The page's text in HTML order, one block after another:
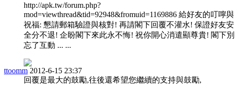
http://apk.tw/forum.php?
mod=viewthread&tid=92948&fromuid=1169886 給好友的叮嚀與
祝福: 懇請郵箱驗證與核對! 再請閣下回覆不灌水! 保證好友安
全分不退! 企盼閣下來此永不悔! 祝你開心消遣顯尊貴! 閣下別
忘了互動 ... ...
ttoomm 2012-6-15 23:37
回覆是最大的鼓勵,往後還希望您繼續的支持與鼓勵,